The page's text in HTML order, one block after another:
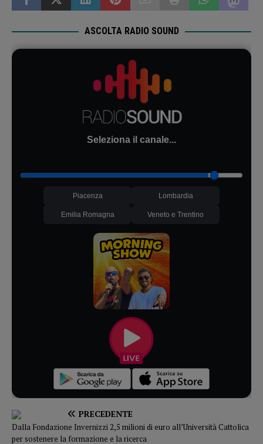
ASCOLTA RADIO SOUND
Seleziona il canale...
Piacenza Lombardia
Emilia Romagna Veneto e Trentino
PRECEDENTE
Dalla Fondazione Invernizzi 2,5 milioni di euro all’Università Cattolica
per sostenere la formazione e la ricerca